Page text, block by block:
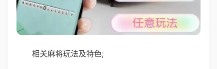
相关麻将玩法及特色;